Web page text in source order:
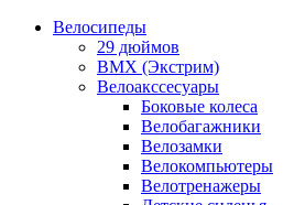
Велосипеды
29 дюймов
BMX (Экстрим)
Велоакссесуары
Боковые колеса
Велобагажники
Велозамки
Велокомпьютеры
Велотренажеры